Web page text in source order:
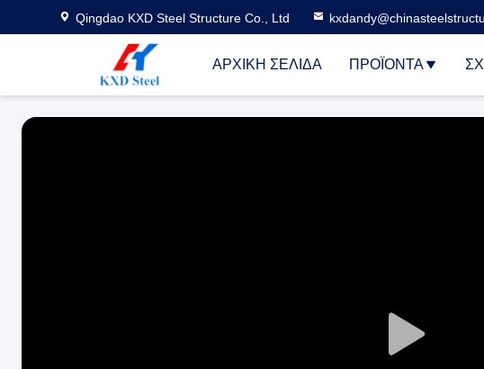
Qingdao KXD Steel Structure Co., Ltd
ΑΡΧΙΚΉ ΣΕΛΊΔΑ ΠΡΟΪΌΝΤΑ
Play